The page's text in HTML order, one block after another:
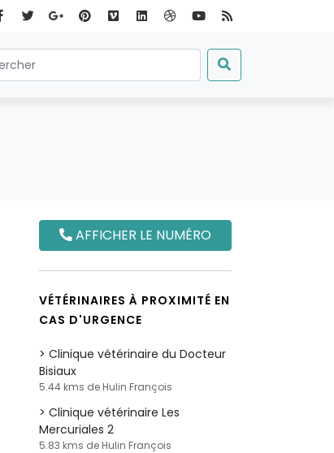
AFFICHER LE NUMÉRO
VÉTÉRINAIRES À PROXIMITÉ EN
CAS D'URGENCE
Clinique vétérinaire du Docteur
Bisiaux
5.44 kms de Hulin François
Clinique vétérinaire Les
Mercuriales 2
5.83 kms de Hulin François